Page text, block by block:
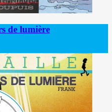
de lumière